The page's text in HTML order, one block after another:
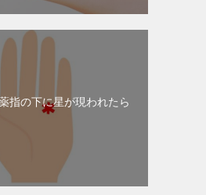
指の下に星が現われたら